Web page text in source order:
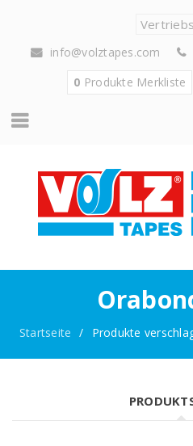
info@volztapes.com
0 Produkte Merkliste
Startseite / Produkte